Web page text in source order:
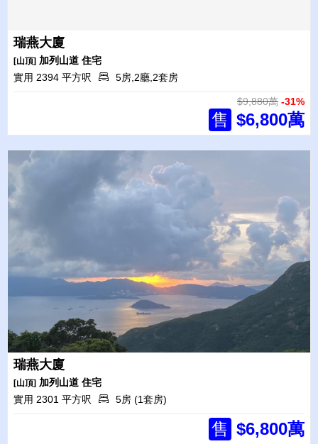
瑞燕大廈
[山頂] 加列山道 住宅
實用 2394 平方呎
5房,2廳,2套房
$9,880萬 -31%
售 $6,800萬
瑞燕大廈
[山頂] 加列山道 住宅
實用 2301 平方呎
5房 (1套房)
售 $6,800萬